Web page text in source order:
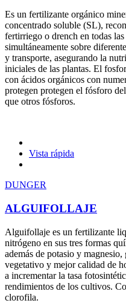
Es un fertilizante orgánico
concentrado soluble (SL),
fertirriego o drench en todas
simultáneamente sobre
y transporte, asegurando la
iniciales de las plantas. El
con ácidos orgánicos con
protegen protegen el fósforo
que otros fósforos.
Vista rápida
DUNGER
ALGUIFOLLAJE
Alguifollaje es un fertilizante
nitrógeno en sus tres formas
además de potasio y
vegetativo y mejor calidad de
a incrementar la tasa
rendimientos de los cultivos.
clorofila.